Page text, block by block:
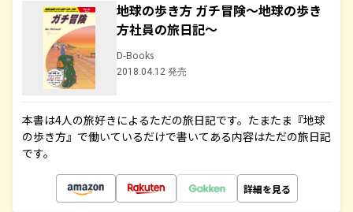
地球の歩き方 ガチ冒険～地球の歩き
方社員の旅日記～
D-Books
2018.04.12 発売
本書は4人の旅好きによるただの旅日記です。たまたま『地球
の歩き方』で働いているだけで書いてある内容はただの旅日記
です。
詳細を見る